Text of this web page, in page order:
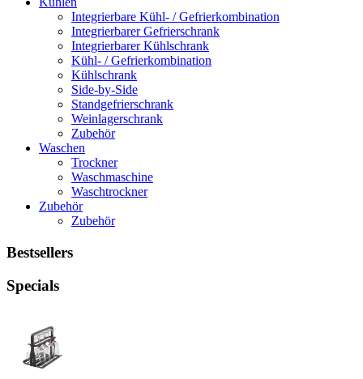
Integrierbare Kühl- / Gefrierkombination
Integrierbarer Gefrierschrank
Integrierbarer Kühlschrank
Kühl- / Gefrierkombination
Kühlschrank
Side-by-Side
Standgefrierschrank
Weinlagerschrank
Zubehör
Waschen
Trockner
Waschmaschine
Waschtrockner
Zubehör
Zubehör
Bestsellers
Specials